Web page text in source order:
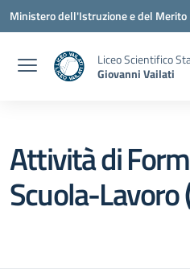
Vai ai contenuti
Vai al menu di navigazione
Vai al footer
Ministero dell'Istruzione e del Merito
Liceo Scientifico
Giovanni Vailati
Attività di
Scuola-Lavoro